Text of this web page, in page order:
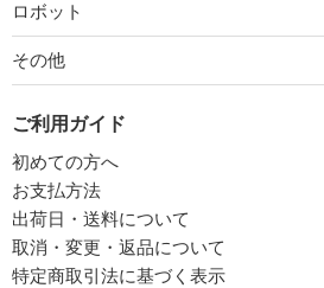
ロボット
その他
ご利用ガイド
初めての方へ
お支払方法
出荷日・送料について
取消・変更・返品について
特定商取引法に基づく表示